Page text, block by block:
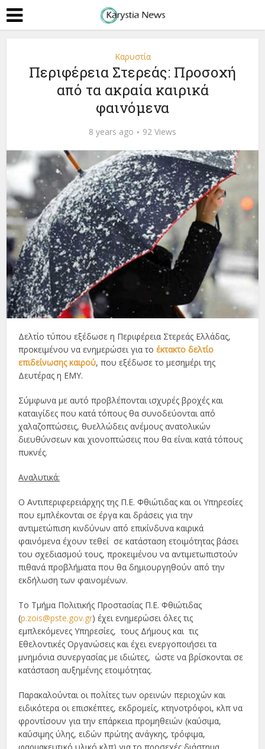
Καρυστία
Περιφέρεια Στερεάς: Προσοχή
από τα ακραία καιρικά
φαινόμενα
8 years ago 92 Views
Δελτίο τύπου εξέδωσε η Περιφέρεια Στερεάς Ελλάδας,
προκειμένου να ενημερώσει για τοέκτακτο δελτίο
επιδείνωσης καιρού, που εξέδωσε το μεσημέρι της
Δευτέρας η ΕΜΥ.
Σύμφωνα με αυτό προβλέπονται ισχυρές βροχές και
καταιγίδες που κατά τόπους θα συνοδεύονται από
χαλαζοπτώσεις, θυελλώδεις ανέμους ανατολικών
διευθύνσεων και χιονοπτώσεις που θα είναι κατά τόπους
πυκνές.
Αναλυτικά:
Ο Αντιπεριφερειάρχης της Π.Ε. Φθιώτιδας και οι Υπηρεσίες
που εμπλέκονται σε έργα και δράσεις για την
αντιμετώπιση κινδύνων από επικίνδυνα καιρικά
φαινόμενα έχουν τεθεί σε κατάσταση ετοιμότητας βάσει
του σχεδιασμού τους, προκειμένου να αντιμετωπιστούν
πιθανά προβλήματα που θα δημιουργηθούν από την
εκδήλωση των φαινομένων.
Το Τμήμα Πολιτικής Προστασίας Π.Ε. Φθιώτιδας
(p.zois@pste.gov.gr) έχει ενημερώσει όλες τις
εμπλεκόμενες Υπηρεσίες, τους Δήμους και τις
Εθελοντικές Οργανώσεις και έχει ενεργοποιήσει τα
μνημόνια συνεργασίας με ιδιώτες, ώστε να βρίσκονται σε
κατάσταση αυξημένης ετοιμότητας.
Παρακαλούνται οι πολίτες των ορεινών περιοχών και
ειδικότερα οι επισκέπτες, εκδρομείς, κτηνοτρόφοι, κλπ να
φροντίσουν για την επάρκεια προμηθειών (καύσιμα,
καύσιμης ύλης, ειδών πρώτης ανάγκης, τρόφιμα,